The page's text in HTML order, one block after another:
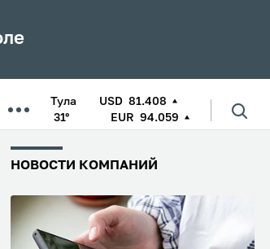
Тула
31°
USD 81.408
EUR 94.059
НОВОСТИ КОМПАНИЙ